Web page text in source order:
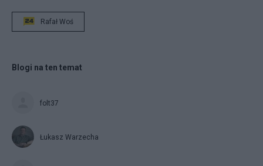
Rafał Woś
Blogi na ten temat
folt37
Łukasz Warzecha